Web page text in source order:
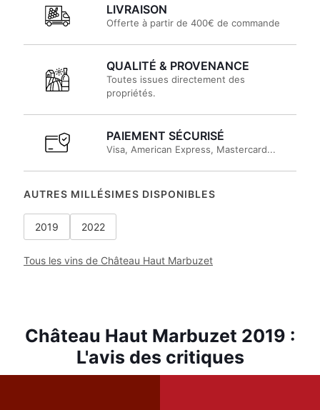
LIVRAISON
Offerte à partir de 400€ de commande
QUALITÉ & PROVENANCE
Toutes issues directement des
propriétés.
PAIEMENT SÉCURISÉ
Visa, American Express, Mastercard...
AUTRES MILLÉSIMES DISPONIBLES
2019 2022
Tous les vins de Château Haut Marbuzet
Château Haut Marbuzet 2019 :
L'avis des critiques